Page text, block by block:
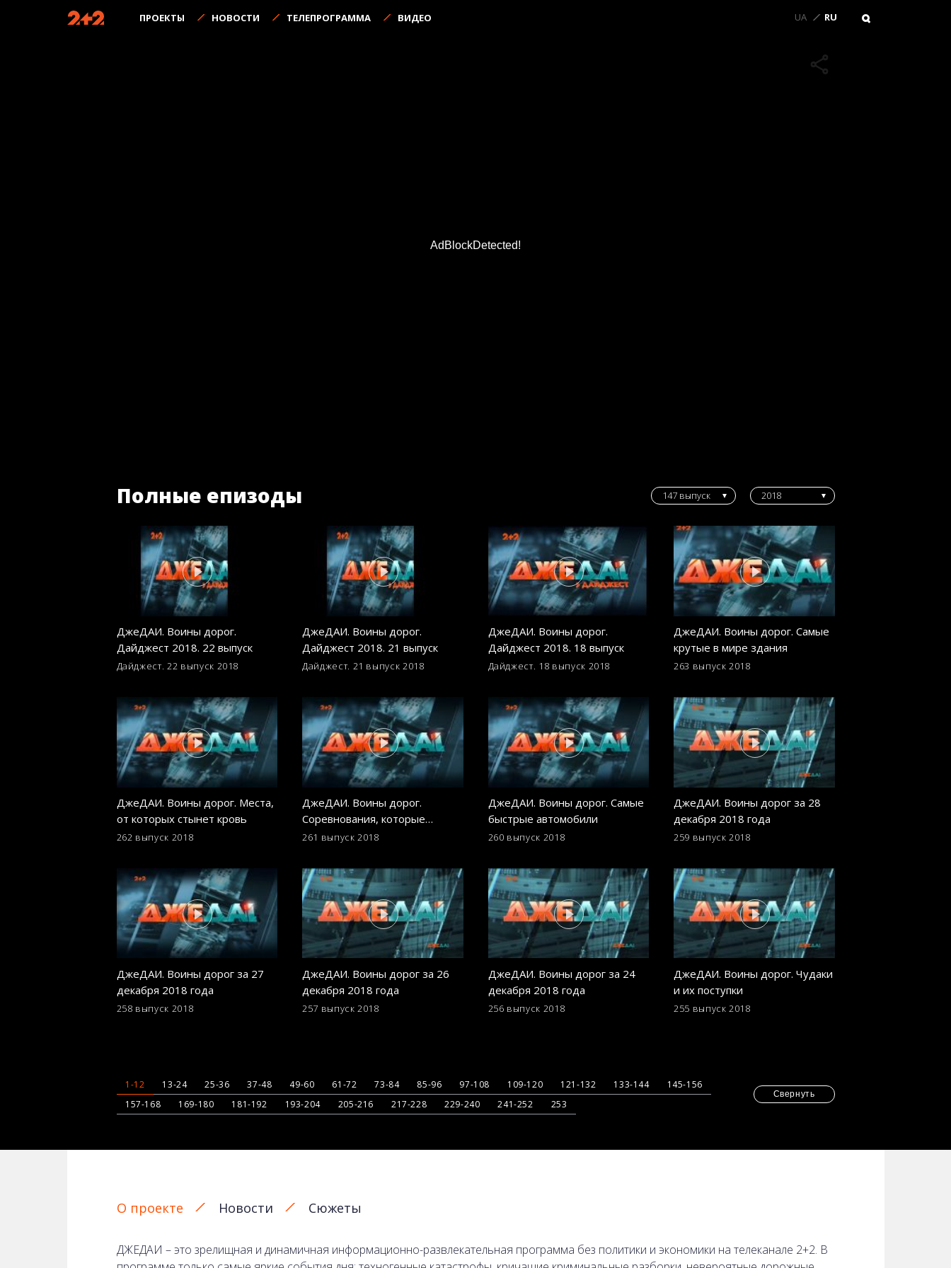
ПРОЕКТЫ НОВОСТИ ТЕЛЕПРОГРАММА ВИДЕО UA RU
AdBlockDetected!
Полные епизоды 147 выпуск 2018
ДжеДАИ. Воины дорог.
Дайджест 2018. 22 выпуск
Дайджест. 22 выпуск 2018
ДжеДАИ. Воины дорог.
Дайджест 2018. 21 выпуск
Дайджест. 21 выпуск 2018
ДжеДАИ. Воины дорог.
Дайджест 2018. 18 выпуск
Дайджест. 18 выпуск 2018
ДжеДАИ. Воины дорог. Самые
крутые в мире здания
263 выпуск 2018
ДжеДАИ. Воины дорог. Места,
от которых стынет кровь
262 выпуск 2018
ДжеДАИ. Воины дорог.
Соревнования, которые
никогда не станут
261 выпуск 2018
ДжеДАИ. Воины дорог. Самые
быстрые автомобили
260 выпуск 2018
ДжеДАИ. Воины дорог за 28
декабря 2018 года
259 выпуск 2018
ДжеДАИ. Воины дорог за 27
декабря 2018 года
258 выпуск 2018
ДжеДАИ. Воины дорог за 26
декабря 2018 года
257 выпуск 2018
ДжеДАИ. Воины дорог за 24
декабря 2018 года
256 выпуск 2018
ДжеДАИ. Воины дорог. Чудаки
и их поступки
255 выпуск 2018
1-12 13-24 25-36 37-48 49-60 61-72 73-84 85-96 97-108 109-120 121-132 133-144
145-156
157-168
169-180 181-192 193-204 205-216 217-228 229-240 241-252 253
Свернуть
О проекте Новости Сюжеты
ДЖЕДАИ – это зрелищная и динамичная информационно-развлекательная программа без политики и экономики на телеканале 2+2. В